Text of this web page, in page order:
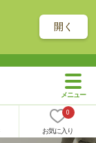
開く
0
お気に入り